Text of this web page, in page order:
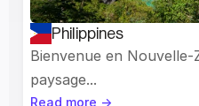
Philippines
Bienvenue en Nouvelle-
paysage...
Read more ->